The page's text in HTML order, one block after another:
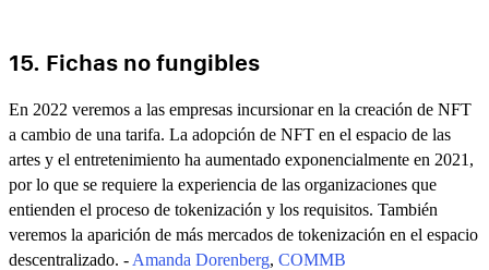
15. Fichas no fungibles
En 2022 veremos a las empresas incursionar en la creación de NFT
a cambio de una tarifa. La adopción de NFT en el espacio de las
artes y el entretenimiento ha aumentado exponencialmente en 2021,
por lo que se requiere la experiencia de las organizaciones que
entienden el proceso de tokenización y los requisitos. También
veremos la aparición de más mercados de tokenización en el espacio
descentralizado. - Amanda Dorenberg, COMMB